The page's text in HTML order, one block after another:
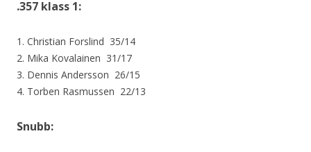
.357 klass 1:
1. Christian Forslind 35/14
2. Mika Kovalainen 31/17
3. Dennis Andersson 26/15
4. Torben Rasmussen 22/13
Snubb: